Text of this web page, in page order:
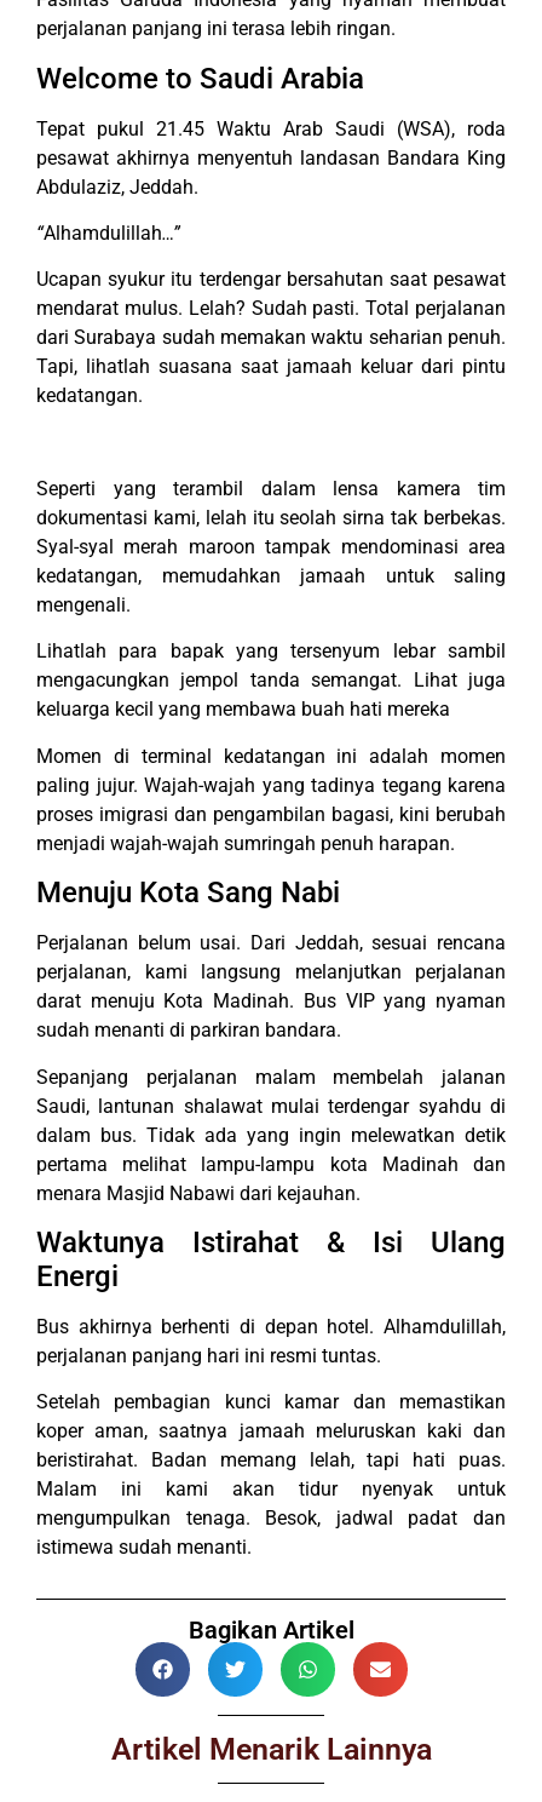
perjalanan panjang ini terasa lebih ringan.
Welcome to Saudi Arabia
Tepat pukul 21.45 Waktu Arab Saudi (WSA), roda
pesawat akhirnya menyentuh landasan Bandara King
Abdulaziz, Jeddah.
“Alhamdulillah…”
Ucapan syukur itu terdengar bersahutan saat pesawat
mendarat mulus. Lelah? Sudah pasti. Total perjalanan
dari Surabaya sudah memakan waktu seharian penuh.
Tapi, lihatlah suasana saat jamaah keluar dari pintu
kedatangan.
Seperti yang terambil dalam lensa kamera tim
dokumentasi kami, lelah itu seolah sirna tak berbekas.
Syal-syal merah maroon tampak mendominasi area
kedatangan, memudahkan jamaah untuk saling
mengenali.
Lihatlah para bapak yang tersenyum lebar sambil
mengacungkan jempol tanda semangat. Lihat juga
keluarga kecil yang membawa buah hati mereka
Momen di terminal kedatangan ini adalah momen
paling jujur. Wajah-wajah yang tadinya tegang karena
proses imigrasi dan pengambilan bagasi, kini berubah
menjadi wajah-wajah sumringah penuh harapan.
Menuju Kota Sang Nabi
Perjalanan belum usai. Dari Jeddah, sesuai rencana
perjalanan, kami langsung melanjutkan perjalanan
darat menuju Kota Madinah. Bus VIP yang nyaman
sudah menanti di parkiran bandara.
Sepanjang perjalanan malam membelah jalanan
Saudi, lantunan shalawat mulai terdengar syahdu di
dalam bus. Tidak ada yang ingin melewatkan detik
pertama melihat lampu-lampu kota Madinah dan
menara Masjid Nabawi dari kejauhan.
Waktunya Istirahat & Isi Ulang
Energi
Bus akhirnya berhenti di depan hotel. Alhamdulillah,
perjalanan panjang hari ini resmi tuntas.
Setelah pembagian kunci kamar dan memastikan
koper aman, saatnya jamaah meluruskan kaki dan
beristirahat. Badan memang lelah, tapi hati puas.
Malam ini kami akan tidur nyenyak untuk
mengumpulkan tenaga. Besok, jadwal padat dan
istimewa sudah menanti.
Bagikan Artikel
Artikel Menarik Lainnya